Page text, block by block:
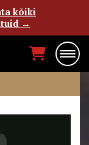
kõiki
→